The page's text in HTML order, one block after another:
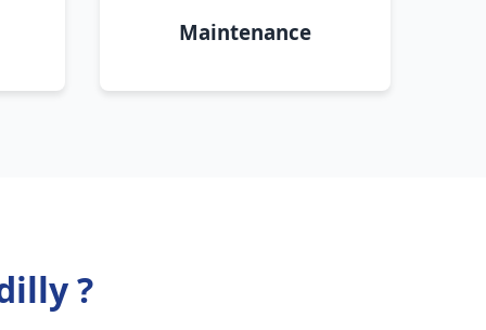
Maintenance
?